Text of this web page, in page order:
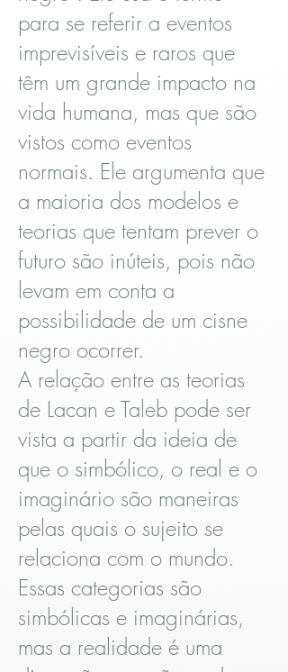
para se referir a eventos
imprevisíveis e raros que
têm um grande impacto na
vida humana, mas que são
vistos como eventos
normais. Ele argumenta que
a maioria dos modelos e
teorias que tentam prever o
futuro são inúteis, pois não
levam em conta a
possibilidade de um cisne
negro ocorrer.
A relação entre as teorias
de Lacan e Taleb pode ser
vista a partir da ideia de
que o simbólico, o real e o
imaginário são maneiras
pelas quais o sujeito se
relaciona com o mundo.
Essas categorias são
simbólicas e imaginárias,
mas a realidade é uma